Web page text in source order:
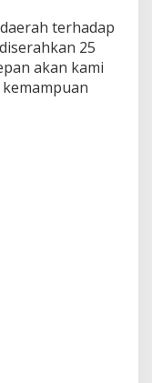
terhadap
25
akan kami